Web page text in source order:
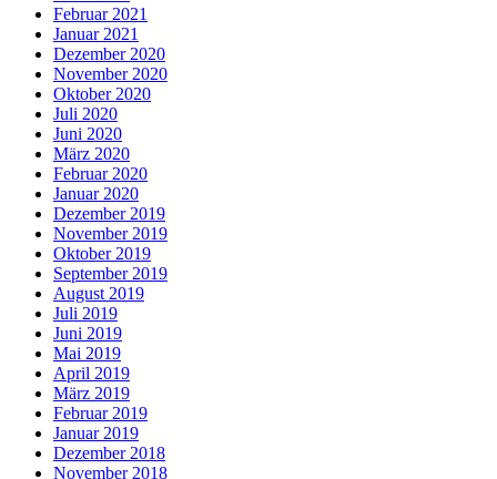
Februar 2021
Januar 2021
Dezember 2020
November 2020
Oktober 2020
Juli 2020
Juni 2020
März 2020
Februar 2020
Januar 2020
Dezember 2019
November 2019
Oktober 2019
September 2019
August 2019
Juli 2019
Juni 2019
Mai 2019
April 2019
März 2019
Februar 2019
Januar 2019
Dezember 2018
November 2018